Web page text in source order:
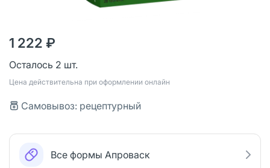
1 222 ₽
Осталось 2 шт.
Цена действительна при оформлении онлайн
Самовывоз: рецептурный
Все формы Апроваск